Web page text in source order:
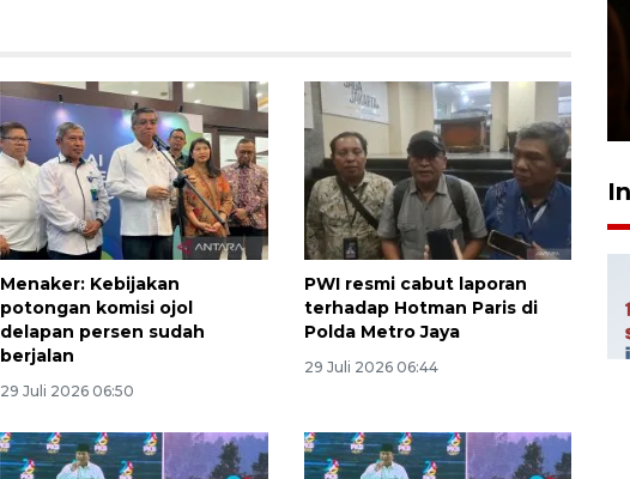
Menaker: Kebijakan
potongan komisi ojol
delapan persen sudah
berjalan
29 Juli 2026 06:50
PWI resmi cabut laporan
terhadap Hotman Paris di
Polda Metro Jaya
29 Juli 2026 06:44
Ramadhan
23 Februari 2026 18:20